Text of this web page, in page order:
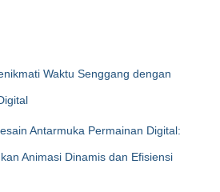
Waktu Senggang dengan
Antarmuka Permainan Digital:
Animasi Dinamis dan Efisiensi